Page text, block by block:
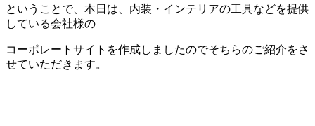
ということで、本日は、内装・インテリアの工具などを提供
している会社様の
コーポレートサイトを作成しましたのでそちらのご紹介をさ
せていただきます。